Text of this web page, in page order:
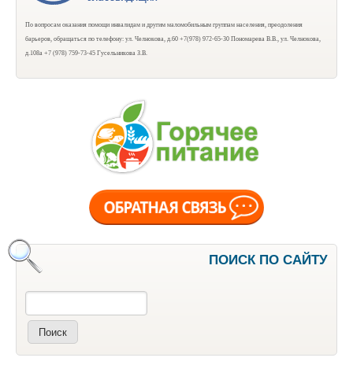
По вопросам оказания помощи инвалидам и другим маломобильным группам населения, преодоления
барьеров, обращаться по телефону: ул. Челнокова, д.60 +7(978) 972-65-30 Пономарева В.В., ул. Челнокова,
д.108а +7 (978) 759-73-45 Гусельникова З.В.
ПОИСК ПО САЙТУ
Поиск